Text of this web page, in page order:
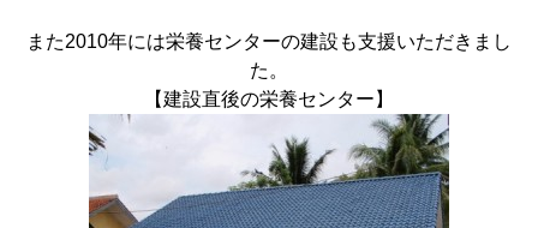
また2010年には栄養センターの建設も支援いただきまし
た。
【建設直後の栄養センター】